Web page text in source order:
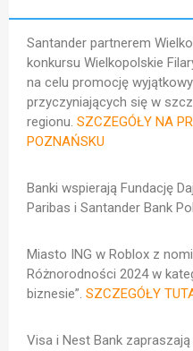
Santander partnerem
konkursu Wielkopolskie
na celu promocję
przyczyniających się w
regionu. SZCZEGÓŁY NA
POZNAŃSKU
Banki wspierają Fundację
Paribas i Santander Bank
Miasto ING w Roblox z
Różnorodności 2024 w
biznesie”. SZCZEGÓŁY
Visa i Nest Bank